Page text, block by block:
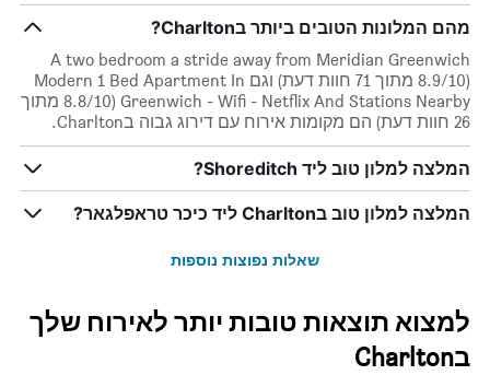
מהם המלונות הטובים ביותר בCharlton?
A two bedroom a stride away from Meridian Greenwich
(8.9/10 מתוך 71 חוות דעת) וגם Modern 1 Bed Apartment In
Greenwich - Wifi - Netflix And Stations Nearby (8.8/10 מתוך
26 חוות דעת) הם מקומות אירוח עם דירוג גבוה בCharlton.
המלצה למלון טוב ליד Shoreditch?
המלצה למלון טוב בCharlton ליד כיכר טראפלגאר?
שאלות נפוצות נוספות
למצוא תוצאות טובות יותר לאירוח שלך
בCharlton